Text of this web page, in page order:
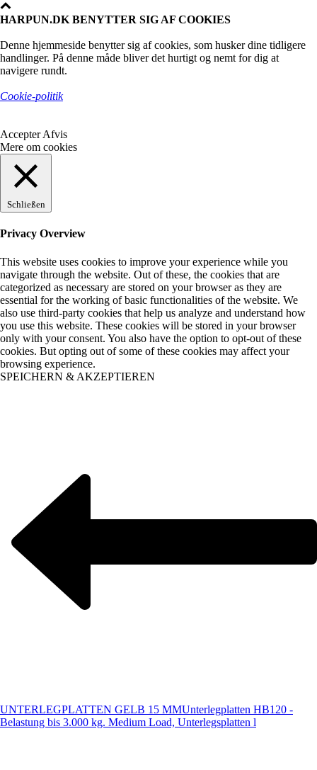
HARPUN.DK BENYTTER SIG AF COOKIES
Denne hjemmeside benytter sig af cookies, som husker dine tidligere
handlinger. På denne måde bliver det hurtigt og nemt for dig at
navigere rundt.
Cookie-politik
Accepter Afvis
Mere om cookies
Schließen
Privacy Overview
This website uses cookies to improve your experience while you
navigate through the website. Out of these, the cookies that are
categorized as necessary are stored on your browser as they are
essential for the working of basic functionalities of the website. We
also use third-party cookies that help us analyze and understand how
you use this website. These cookies will be stored in your browser
only with your consent. You also have the option to opt-out of these
cookies. But opting out of some of these cookies may affect your
browsing experience.
SPEICHERN & AKZEPTIEREN
UNTERLEGPLATTEN GELB 15 MMUnterlegplatten HB120 -
Belastung bis 3.000 kg. Medium Load, Unterlegsplatten l